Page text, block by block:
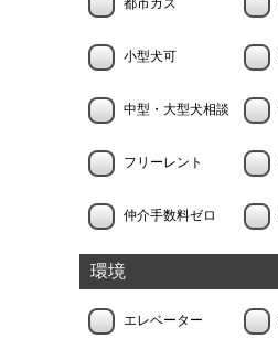
都市ガス
小型犬可
中型・大型犬相談
フリーレント
仲介手数料ゼロ
環境
エレベーター